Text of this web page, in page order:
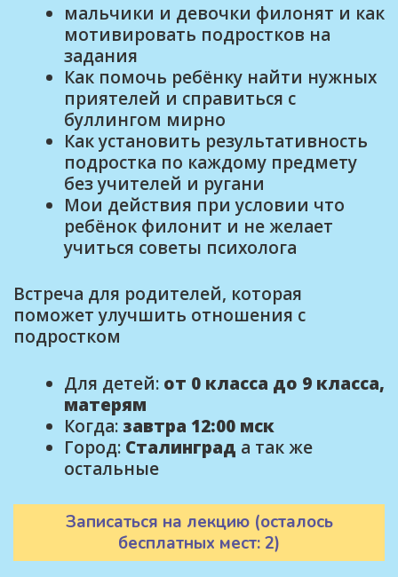
мальчики и девочки филонят и как
мотивировать подростков на
задания
Как помочь ребёнку найти нужных
приятелей и справиться с
буллингом мирно
Как установить результативность
подростка по каждому предмету
без учителей и ругани
Мои действия при условии что
ребёнок филонит и не желает
учиться советы психолога
Встреча для родителей, которая
поможет улучшить отношения с
подростком
Для детей: от 0 класса до 9 класса,
матерям
Когда: завтра 12:00 мск
Город: Сталинград а так же
остальные
Записаться на лекцию (осталось
бесплатных мест: 2)